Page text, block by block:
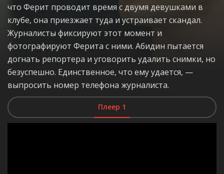
что Ферит проводит время с двумя девушками в
клубе, она приезжает туда и устраивает скандал.
Журналисты фиксируют этот момент и
фотографируют Ферита с ними. Абидин пытается
догнать репортера и уговорить удалить снимки, но
безуспешно. Единственное, что ему удается, —
выпросить номер телефона журналиста.
Плеер 1